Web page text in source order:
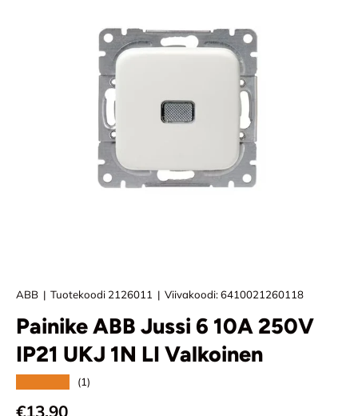
ABB | Tuotekoodi 2126011 | Viivakoodi:6410021260118
Painike ABB Jussi 6 10A 250V
IP21 UKJ 1N LI Valkoinen
(1)
Normaali hinta
€13,90